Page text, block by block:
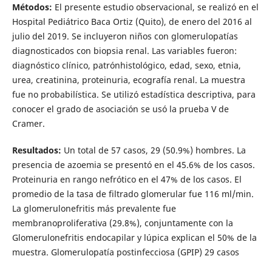
Métodos: El presente estudio observacional, se realizó en el
Hospital Pediátrico Baca Ortiz (Quito), de enero del 2016 al
julio del 2019. Se incluyeron niños con glomerulopatías
diagnosticados con biopsia renal. Las variables fueron:
diagnóstico clínico, patrónhistológico, edad, sexo, etnia,
urea, creatinina, proteinuria, ecografía renal. La muestra
fue no probabilística. Se utilizó estadística descriptiva, para
conocer el grado de asociación se usó la prueba V de
Cramer.
Resultados: Un total de 57 casos, 29 (50.9%) hombres. La
presencia de azoemia se presentó en el 45.6% de los casos.
Proteinuria en rango nefrótico en el 47% de los casos. El
promedio de la tasa de filtrado glomerular fue 116 ml/min.
La glomerulonefritis más prevalente fue
membranoproliferativa (29.8%), conjuntamente con la
Glomerulonefritis endocapilar y lúpica explican el 50% de la
muestra. Glomerulopatía postinfecciosa (GPIP) 29 casos